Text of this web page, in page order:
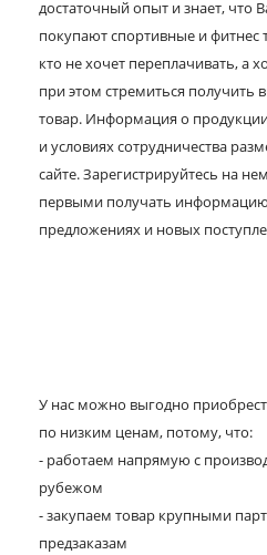
достаточный опыт и знает, что
покупают спортивные и фитнес
кто не хочет переплачивать, а
при этом стремиться получить
товар. Информация о
и условиях сотрудничества
сайте. Зарегистрируйтесь на
первыми получать
предложениях и новых
У нас можно выгодно
по низким ценам, потому, что:
- работаем напрямую с
рубежом
- закупаем товар крупными
предзаказам